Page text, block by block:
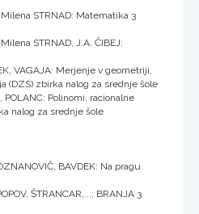
Milena STRNAD: Matematika 3
STRNAD, J.A. ČIBEJ:
VAGAJA: Merjenje v geometriji,
(DZS) zbirka nalog za srednje šole
POLANC: Polinomi, racionalne
nalog za srednje šole
BAVDEK: Na pragu
ŠTRANCAR,...: BRANJA 3